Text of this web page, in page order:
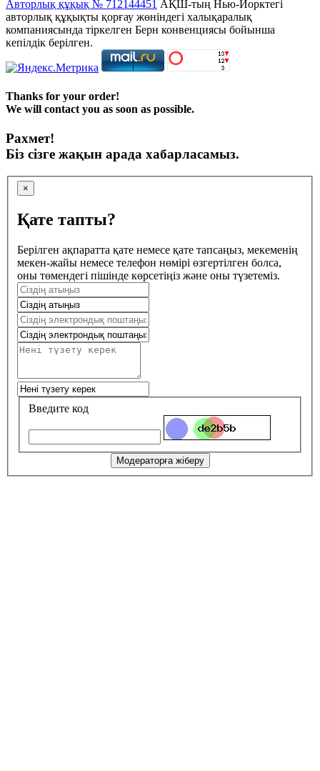
Авторлық құқық № 712144451 АҚШ-тың Нью-Йорктегі
авторлық құқықты қорғау жөніндегі халықаралық
компаниясында тіркелген Берн конвенциясы бойынша
кепілдік берілген.
Thanks for your order!
We will contact you as soon as possible.
Рахмет!
Біз сізге жақын арада хабарласамыз.
×
Қате тапты?
Берілген ақпаратта қате немесе қате тапсаңыз, мекеменің
мекен-жайы немесе телефон нөмірі өзгертілген болса,
оны төмендегі пішінде көрсетіңіз және оны түзетеміз.
Введите код
Модераторға жіберу